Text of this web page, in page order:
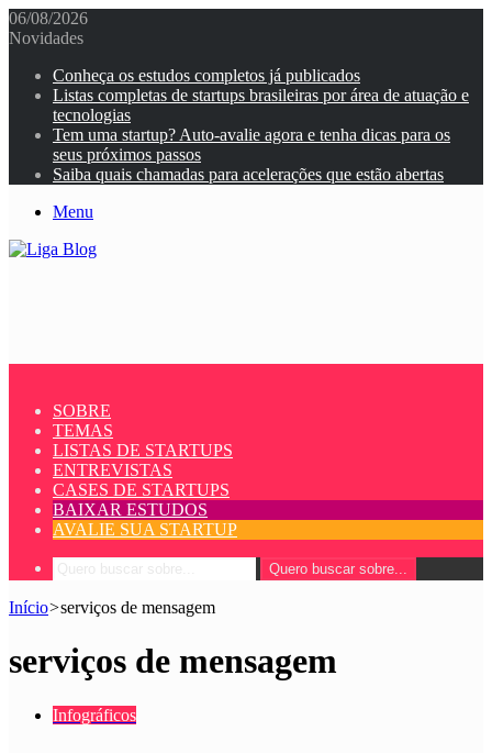
06/08/2026
Novidades
Conheça os estudos completos já publicados
Listas completas de startups brasileiras por área de atuação e
tecnologias
Tem uma startup? Auto-avalie agora e tenha dicas para os
seus próximos passos
Saiba quais chamadas para acelerações que estão abertas
Menu
SOBRE
TEMAS
LISTAS DE STARTUPS
ENTREVISTAS
CASES DE STARTUPS
BAIXAR ESTUDOS
AVALIE SUA STARTUP
Quero buscar sobre...
Início>serviços de mensagem
serviços de mensagem
Infográficos